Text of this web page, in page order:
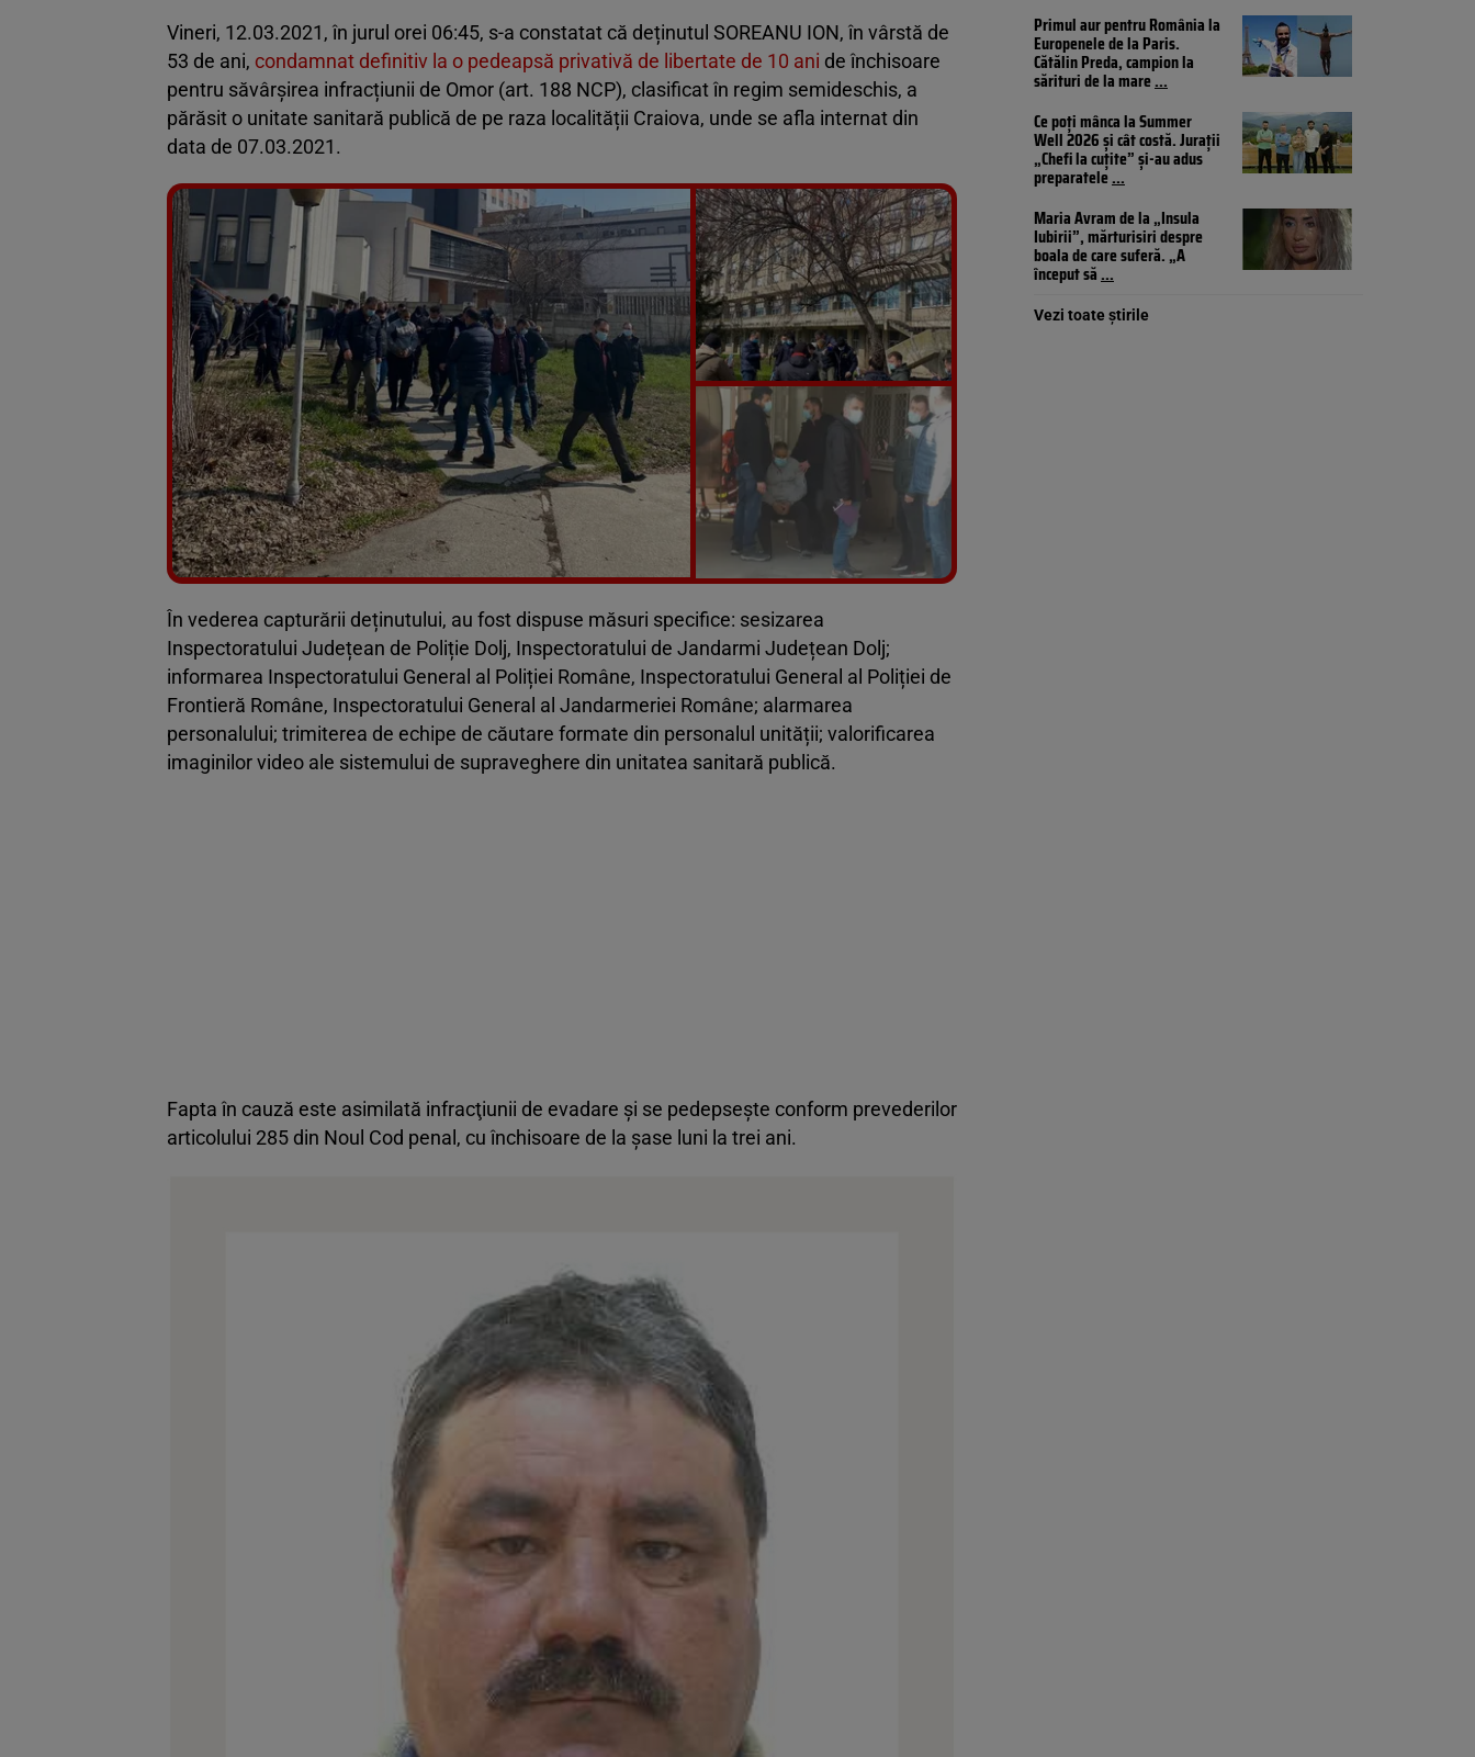
Vineri, 12.03.2021, în jurul orei 06:45, s-a constatat că deținutul SOREANU ION, în vârstă de
53 de ani, condamnat definitiv la o pedeapsă privativă de libertate de 10 ani de închisoare
pentru săvârșirea infracțiunii de Omor (art. 188 NCP), clasificat în regim semideschis, a
părăsit o unitate sanitară publică de pe raza localității Craiova, unde se afla internat din
data de 07.03.2021.
Vezi galeria foto
6 poze
În vederea capturării deținutului, au fost dispuse măsuri specifice: sesizarea
Inspectoratului Județean de Poliție Dolj, Inspectoratului de Jandarmi Județean Dolj;
informarea Inspectoratului General al Poliției Române, Inspectoratului General al Poliției de
Frontieră Române, Inspectoratului General al Jandarmeriei Române; alarmarea
personalului; trimiterea de echipe de căutare formate din personalul unității; valorificarea
imaginilor video ale sistemului de supraveghere din unitatea sanitară publică.
Fapta în cauză este asimilată infracţiunii de evadare şi se pedepseşte conform prevederilor
articolului 285 din Noul Cod penal, cu închisoare de la șase luni la trei ani.
Primul aur pentru România la
Europenele de la Paris.
Cătălin Preda, campion la
sărituri de la mare...
Ce poți mânca la Summer
Well 2026 și cât costă. Jurații
„Chefi la cuțite” și-au adus
preparatele...
Maria Avram de la „Insula
Iubirii”, mărturisiri despre
boala de care suferă. „A
început să...
Vezi toate știrile